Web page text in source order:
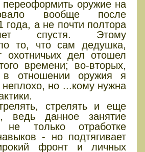
переоформить оружие на
вообще после
года, а не почти полтора
спустя. Этому
то, что сам дедушка,
охотничьих дел отошел
времени; во-вторых,
в отношении оружия я
но ...кому нужна
стрелять и еще
ведь данное занятие
не только отработке
- но подтягивает
фронт и личных